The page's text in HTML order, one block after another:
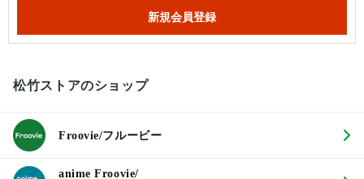
松竹ストアのショップ
Froovie/フルービー
anime Froovie/